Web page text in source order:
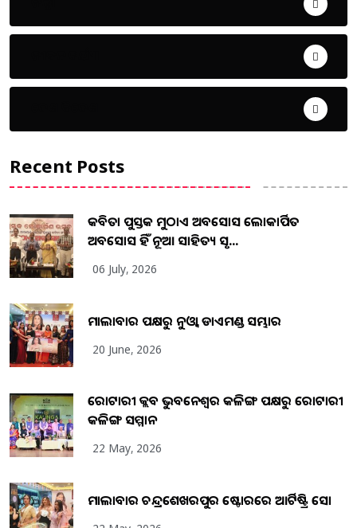
Recent Posts
କବିତା ପୁସ୍ତକ ମୁଠାଏ ଅବସୋସ ଲୋକାର୍ପିତ
ଅବସୋସ ହିଁ ନୂଆ ସାହିତ୍ୟ ସୃଷ...
06 July, 2026
ମାଲାବାର ପକ୍ଷରୁ ନୁଓ୍ବା ଡାଏମଣ୍ଡ ସମ୍ଭାର
20 June, 2026
ରୋଟାରୀ କ୍ଲବ ଭୁବନେଶ୍ୱର କଳିଙ୍ଗ ପକ୍ଷରୁ ରୋଟାରୀ
କଳିଙ୍ଗ ସମ୍ମାନ
22 May, 2026
ମାଲାବାର ଚନ୍ଦ୍ରଶେଖରପୁର ଷ୍ଟୋରରେ ଆର୍ଟିଷ୍ଟ୍ରି ସୋ